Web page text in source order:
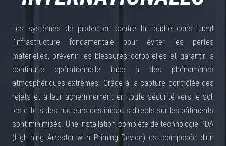
Les systèmes de protection contre la foudre constituent
l'infrastructure fondamentale pour éviter les pertes
matérielles, prévenir les blessures corporelles et garantir la
continuité opérationnelle face à des phénomènes
atmosphériques extrêmes. Grâce à la capture contrôlée des
rejets et à leur acheminement en toute sécurité vers le sol,
les effets destructeurs des impacts directs sur les bâtiments
sont minimisés. Une installation complète de technologie PDA
(Lightning Arrester with Priming Device) est composée d'un